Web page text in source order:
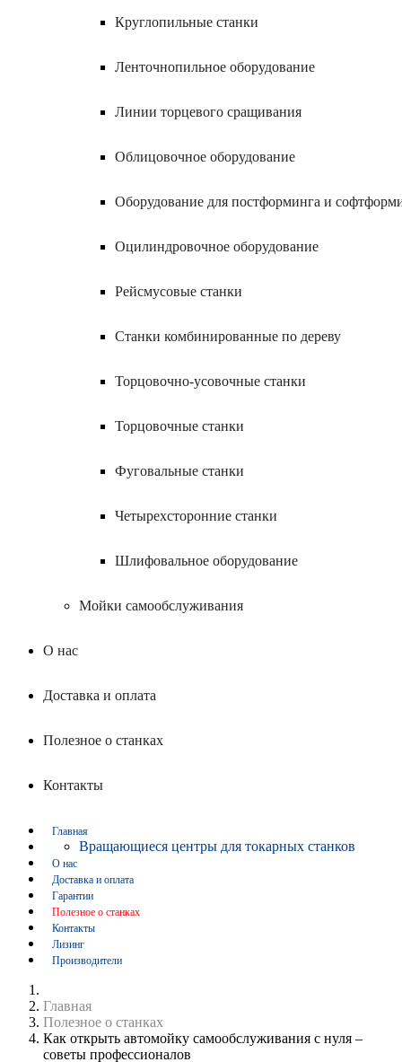
Круглопильные станки
Ленточнопильное оборудование
Линии торцевого сращивания
Облицовочное оборудование
Оборудование для постформинга и
Оцилиндровочное оборудование
Рейсмусовые станки
Станки комбинированные по дереву
Торцовочно-усовочные станки
Торцовочные станки
Фуговальные станки
Четырехсторонние станки
Шлифовальное оборудование
Мойки самообслуживания
О нас
Доставка и оплата
Полезное о станках
Контакты
Главная
Вращающиеся центры для токарных станков
О нас
Доставка и оплата
Гарантии
Полезное о станках
Контакты
Лизинг
Производители
Главная
Полезное о станках
Как открыть автомойку самообслуживания с нуля –
советы профессионалов